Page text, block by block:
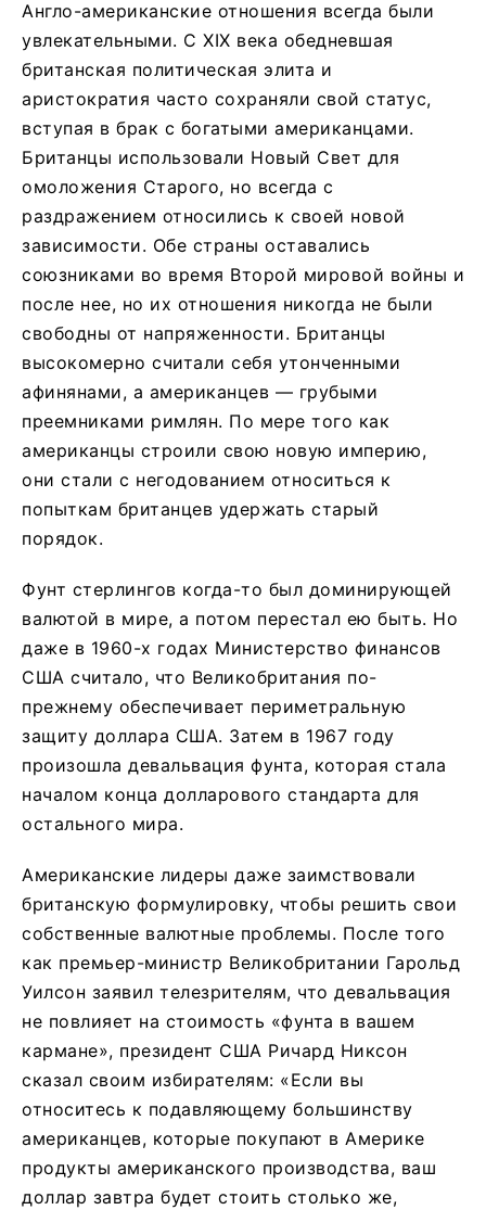
Англо-американские отношения всегда были
увлекательными. С XIX века обедневшая
британская политическая элита и
аристократия часто сохраняли свой статус,
вступая в брак с богатыми американцами.
Британцы использовали Новый Свет для
омоложения Старого, но всегда с
раздражением относились к своей новой
зависимости. Обе страны оставались
союзниками во время Второй мировой войны и
после нее, но их отношения никогда не были
свободны от напряженности. Британцы
высокомерно считали себя утонченными
афинянами, а американцев — грубыми
преемниками римлян. По мере того как
американцы строили свою новую империю,
они стали с негодованием относиться к
попыткам британцев удержать старый
порядок.
Фунт стерлингов когда-то был доминирующей
валютой в мире, а потом перестал ею быть. Но
даже в 1960-х годах Министерство финансов
США считало, что Великобритания по-
прежнему обеспечивает периметральную
защиту доллара США. Затем в 1967 году
произошла девальвация фунта, которая стала
началом конца долларового стандарта для
остального мира.
Американские лидеры даже заимствовали
британскую формулировку, чтобы решить свои
собственные валютные проблемы. После того
как премьер-министр Великобритании Гарольд
Уилсон заявил телезрителям, что девальвация
не повлияет на стоимость «фунта в вашем
кармане», президент США Ричард Никсон
сказал своим избирателям: «Если вы
относитесь к подавляющему большинству
американцев, которые покупают в Америке
продукты американского производства, ваш
доллар завтра будет стоить столько же,